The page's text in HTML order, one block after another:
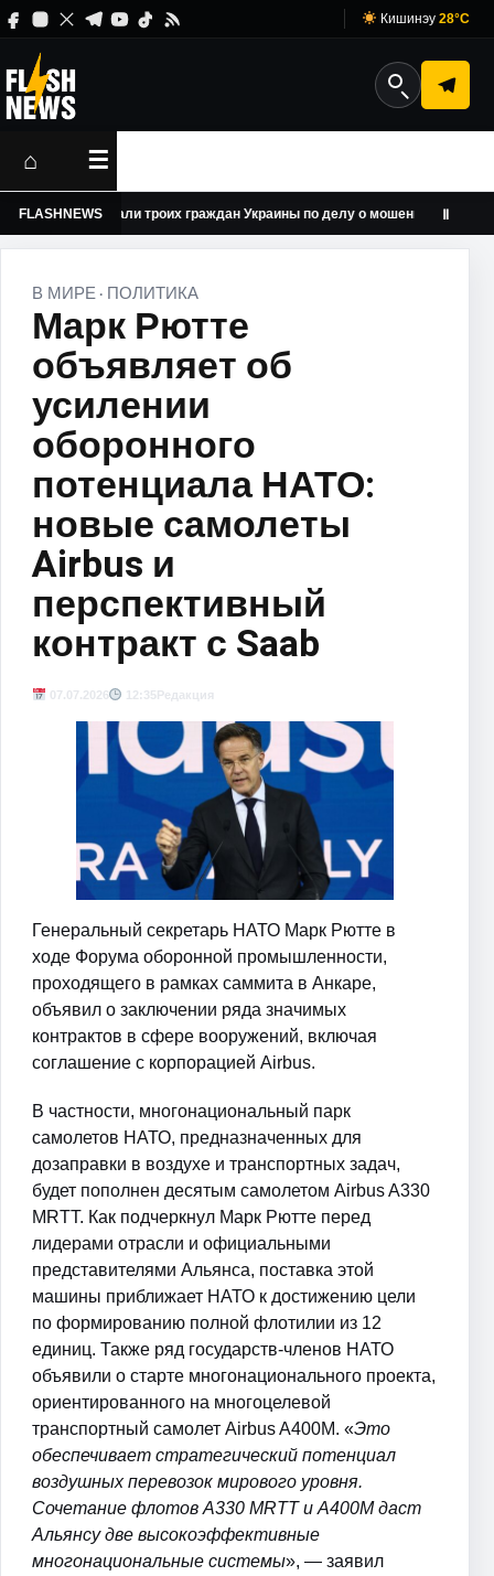
Кишинэу 28°C
⌂ ☰
FLASHNEWS
арестовали троих граждан Украины по делу о мошенничестве поⅡ
В МИРЕ · ПОЛИТИКА
Марк Рютте
объявляет об
усилении
оборонного
потенциала НАТО:
новые самолеты
Airbus и
перспективный
контракт с Saab
07.07.2026 12:35Редакция
Генеральный секретарь НАТО Марк Рютте в
ходе Форума оборонной промышленности,
проходящего в рамках саммита в Анкаре,
объявил о заключении ряда значимых
контрактов в сфере вооружений, включая
соглашение с корпорацией Airbus.
В частности, многонациональный парк
самолетов НАТО, предназначенных для
дозаправки в воздухе и транспортных задач,
будет пополнен десятым самолетом Airbus A330
MRTT. Как подчеркнул Марк Рютте перед
лидерами отрасли и официальными
представителями Альянса, поставка этой
машины приближает НАТО к достижению цели
по формированию полной флотилии из 12
единиц. Также ряд государств-членов НАТО
объявили о старте многонационального проекта,
ориентированного на многоцелевой
транспортный самолет Airbus A400M. «Это
обеспечивает стратегический потенциал
воздушных перевозок мирового уровня.
Сочетание флотов A330 MRTT и A400M даст
Альянсу две высокоэффективные
многонациональные системы», — заявил